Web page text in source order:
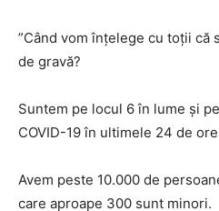
”Când vom înțelege cu toții că
de gravă?
Suntem pe locul 6 în lume și
COVID-19 în ultimele 24 de
Avem peste 10.000 de
care aproape 300 sunt minori.